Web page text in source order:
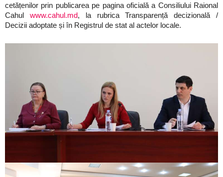
cetățenilor prin publicarea pe pagina oficială a Consiliului Raional
Cahul www.cahul.md, la rubrica Transparență decizională /
Decizii adoptate și în Registrul de stat al actelor locale.